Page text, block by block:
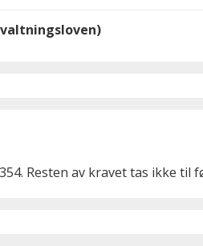
Resten av kravet tas ikke til